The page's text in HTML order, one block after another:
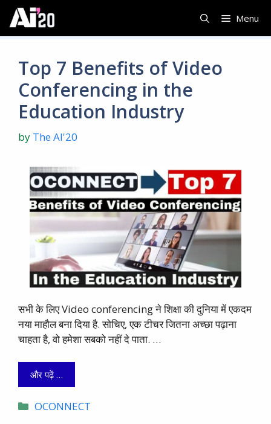
Skip
content
Menu
Top 7 Benefits of Video
Conferencing in the
Education Industry
by The AI'20
सभी के लिए Video conferencing ने शिक्षा की दुनिया में एकदम
नया माहौल बना दिया है. सोचिए, एक टीचर जितना अच्छा पढ़ाना
चाहता है, वो हमेशा सबको नहीं दे पाता. …
और पढ़ें …
Categories
OCONNECT